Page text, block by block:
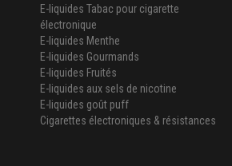
E-liquides Tabac pour cigarette
électronique
E-liquides Menthe
E-liquides Gourmands
E-liquides Fruités
E-liquides aux sels de nicotine
E-liquides goût puff
Cigarettes électroniques & résistances